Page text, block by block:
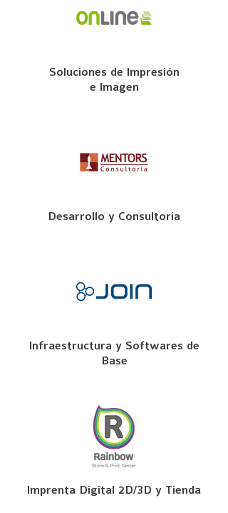
Soluciones de Impresión
e Imagen
Desarrollo y Consultoría
Infraestructura y Softwares de
Base
Imprenta Digital 2D/3D y Tienda